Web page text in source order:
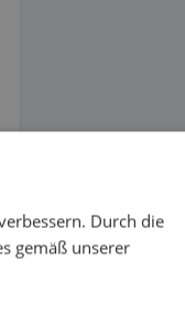
Durch die
gemäß unserer